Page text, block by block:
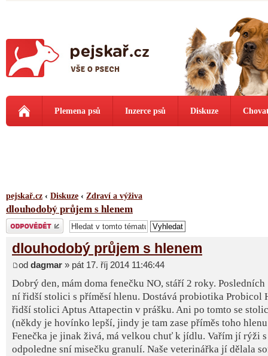
Plemena psů Inzerce psů Diskuze
pejskař.cz ‹ Diskuze ‹ Zdraví a výživa
dlouhodobý průjem s hlenem
Odeslat odpověď
dlouhodobý průjem s hlenem
od dagmar » pát 17. říj 2014 11:46:44
Dobrý den, mám doma fenečku NO, stáří 2 roky.
ní řidší stolici s příměsí hlenu. Dostává probiotika Probicol
řidší stolici Aptus Attapectin v prášku. Ani po tomto se
(někdy je hovínko lepší, jindy je tam zase příměs toho
Fenečka je jinak živá, má velkou chuť k jídlu. Vařím jí rýži s
odpoledne sní misečku granulí. Naše veterinářka jí dělala